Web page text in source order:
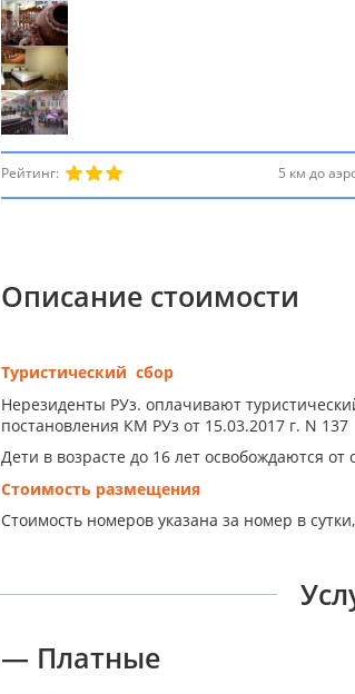
Рейтинг: 5 км до
Описание стоимости
Туристический сбор
Нерезиденты РУз. оплачивают
постановления КМ РУз от 15.03.2017 г. N 137
Дети в возрасте до 16 лет освобождаются от
Стоимость размещения
Стоимость номеров указана за номер в
— Платные